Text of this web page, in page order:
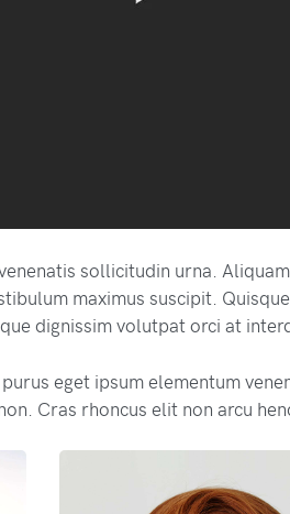
sollicitudin urna.
maximus suscipit.
dignissim volutpat orci at
eget ipsum elementum
Cras rhoncus elit non arcu